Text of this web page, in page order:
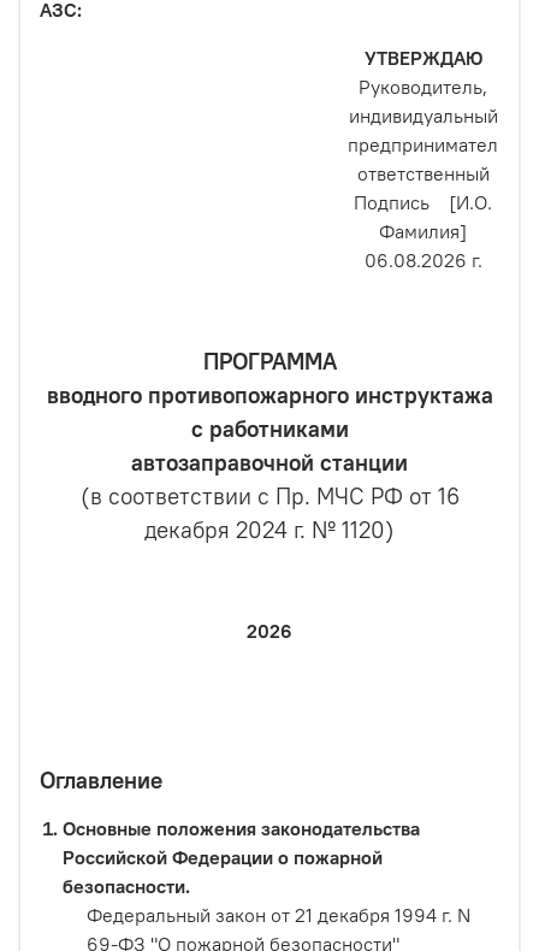
АЗС:
УТВЕРЖДАЮ
Руководитель,
индивидуальный
предприниматель,
ответственный
Подпись [И.О.
Фамилия]
06.08.2026 г.
ПРОГРАММА
вводного противопожарного инструктажа
с работниками
автозаправочной станции
(в соответствии с Пр. МЧС РФ от 16
декабря 2024 г. № 1120)
2026
Оглавление
Основные положения законодательства
Российской Федерации о пожарной
безопасности.
Федеральный закон от 21 декабря 1994 г. N
69-ФЗ "О пожарной безопасности"